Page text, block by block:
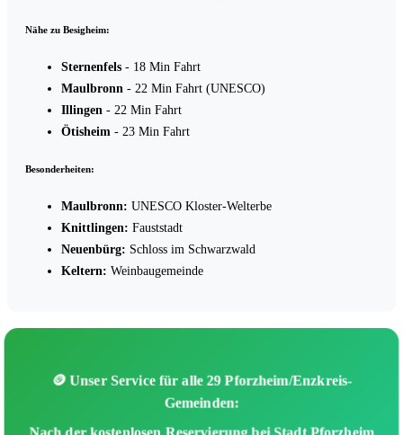
Nähe zu Besigheim:
Sternenfels - 18 Min Fahrt
Maulbronn - 22 Min Fahrt (UNESCO)
Illingen - 22 Min Fahrt
Ötisheim - 23 Min Fahrt
Besonderheiten:
Maulbronn: UNESCO Kloster-Welterbe
Knittlingen: Fauststadt
Neuenbürg: Schloss im Schwarzwald
Keltern: Weinbaugemeinde
🪙 Unser Service für alle 29 Pforzheim/Enzkreis-
Gemeinden: